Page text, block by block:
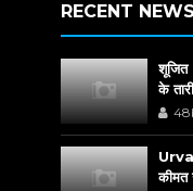
RECENT NEWS
के
कीमत